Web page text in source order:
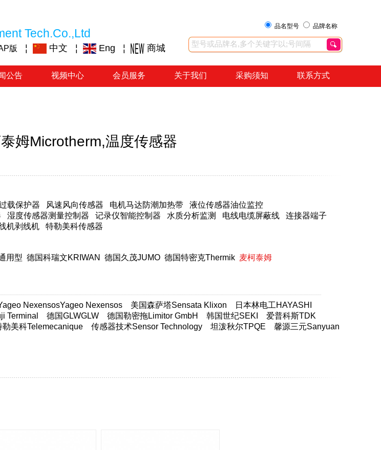
Tech.Co.,Ltd
版 ¦ 中文 ¦ Eng ¦ 商城
品名型号 品牌名称
公告 视频中心 会员服务 关于我们 采购须知 联系方式
姆Microtherm,温度传感器
载保护器 风速风向传感器 电机马达防潮加热带
液位传感器油位监控
湿度传感器测量控制器 记录仪智能控制器 水质分析监测 电线电缆屏蔽线
连接器端子
机剥线机 特勒美科传感器
用型 德国科瑞文KRIWAN 德国久茂JUMO 德国特密克Thermik 麦柯泰姆
NexensosYageo Nexensos 美国森萨塔Sensata Klixon
日本林电工HAYASHI
Terminal 德国GLWGLW 德国勒密拖Limitor GmbH 韩国世纪SEKI
爱普科斯TDK
勒美科Telemecanique 传感器技术Sensor Technology 坦泼秋尔TPQE
馨源三元Sanyuan